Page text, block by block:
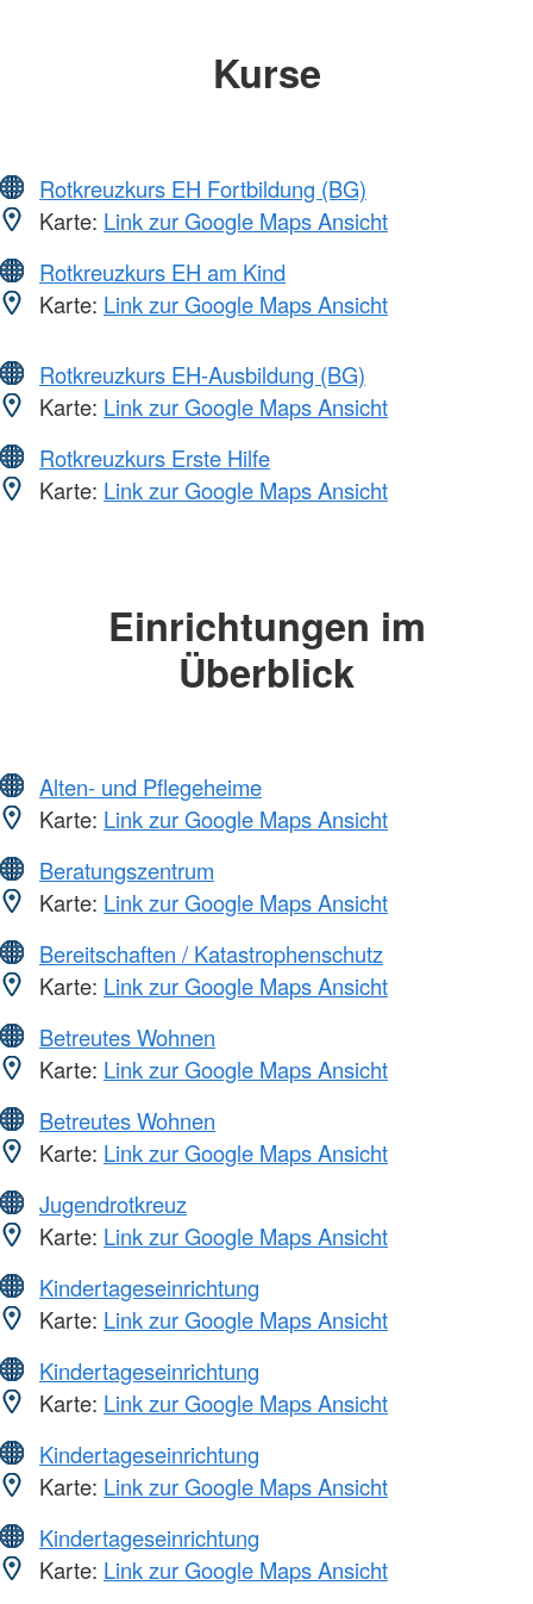
Kurse
Rotkreuzkurs EH Fortbildung (BG)
Karte: Link zur Google Maps Ansicht
Rotkreuzkurs EH am Kind
Karte: Link zur Google Maps Ansicht
Rotkreuzkurs EH-Ausbildung (BG)
Karte: Link zur Google Maps Ansicht
Rotkreuzkurs Erste Hilfe
Karte: Link zur Google Maps Ansicht
Einrichtungen im
Überblick
Alten- und Pflegeheime
Karte: Link zur Google Maps Ansicht
Beratungszentrum
Karte: Link zur Google Maps Ansicht
Bereitschaften / Katastrophenschutz
Karte: Link zur Google Maps Ansicht
Betreutes Wohnen
Karte: Link zur Google Maps Ansicht
Betreutes Wohnen
Karte: Link zur Google Maps Ansicht
Jugendrotkreuz
Karte: Link zur Google Maps Ansicht
Kindertageseinrichtung
Karte: Link zur Google Maps Ansicht
Kindertageseinrichtung
Karte: Link zur Google Maps Ansicht
Kindertageseinrichtung
Karte: Link zur Google Maps Ansicht
Kindertageseinrichtung
Karte: Link zur Google Maps Ansicht